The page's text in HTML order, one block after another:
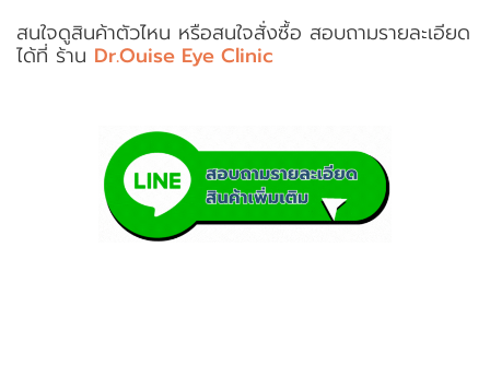
สนใจดูสินค้าตัวไหน หรือสนใจสั่งซื้อ สอบถามรายละเอียด
ได้ที่ ร้าน Dr.Ouise Eye Clinic